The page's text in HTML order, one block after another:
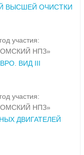
ВЫСШЕЙ ОЧИСТКИ
участия:
НПЗ»
ВИД III
участия:
НПЗ»
ДВИГАТЕЛЕЙ